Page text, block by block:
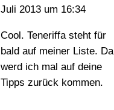
Juli 2013 um 16:34
Cool. Teneriffa steht für
bald auf meiner Liste. Da
werd ich mal auf deine
Tipps zurück kommen.